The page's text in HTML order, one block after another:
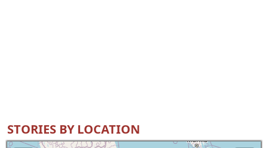
STORIES BY LOCATION